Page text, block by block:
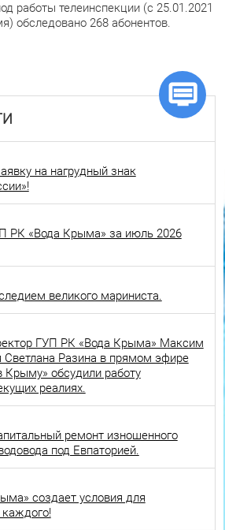
работы телеинспекции (с 25.01.2021
обследовано 268 абонентов.
на нагрудный знак
РК «Вода Крыма» за июль 2026
великого мариниста.
ГУП РК «Вода Крыма» Максим
Разина в прямом эфире
Крыму» обсудили работу
реалиях.
ремонт изношенного
под Евпаторией.
создает условия для